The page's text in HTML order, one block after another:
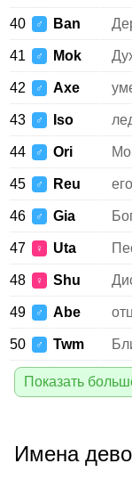
40 ♂ Ban
41 ♂ Mok
42 ♂ Axe
43 ♂ Iso
44 ♂ Ori
45 ♂ Reu
46 ♂ Gia
47 ♀ Uta
48 ♀ Shu
49 ♂ Abe
50 ♂ Twm
Показать
Имена